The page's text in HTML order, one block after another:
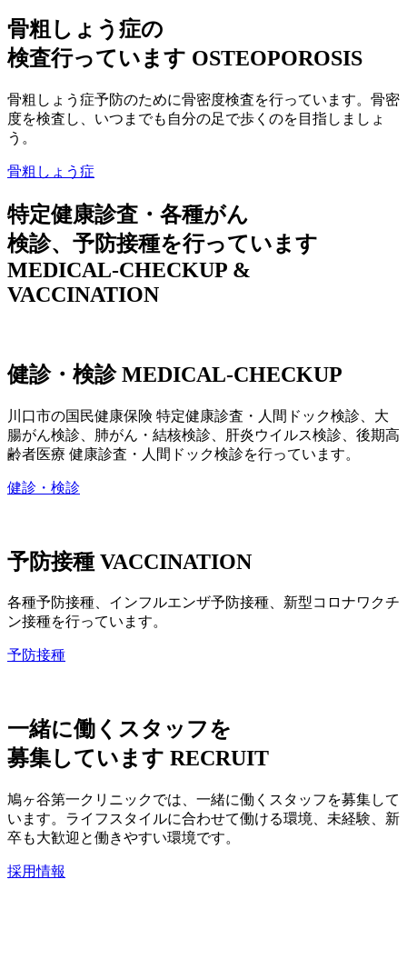
骨粗しょう症の
検査行っています OSTEOPOROSIS
骨粗しょう症予防のために骨密度検査を行っています。骨密
度を検査し、いつまでも自分の足で歩くのを目指しましょ
う。
骨粗しょう症
特定健康診査・各種がん
検診、予防接種を行っています
MEDICAL-CHECKUP &
VACCINATION
健診・検診 MEDICAL-CHECKUP
川口市の国民健康保険 特定健康診査・人間ドック検診、大
腸がん検診、肺がん・結核検診、肝炎ウイルス検診、後期高
齢者医療 健康診査・人間ドック検診を行っています。
健診・検診
予防接種 VACCINATION
各種予防接種、インフルエンザ予防接種、新型コロナワクチ
ン接種を行っています。
予防接種
一緒に働くスタッフを
募集しています RECRUIT
鳩ヶ谷第一クリニックでは、一緒に働くスタッフを募集して
います。ライフスタイルに合わせて働ける環境、未経験、新
卒も大歓迎と働きやすい環境です。
採用情報